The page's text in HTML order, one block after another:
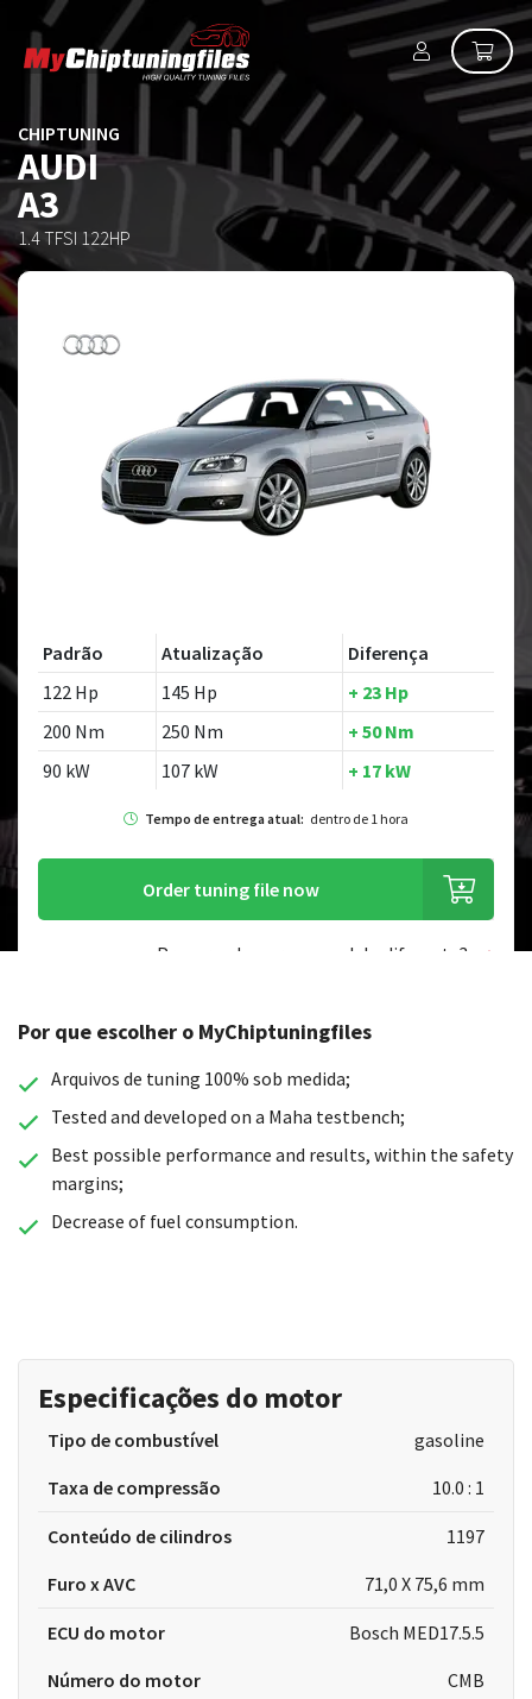
CHIPTUNING
AUDI
A3
1.4 TFSI 122HP
Padrão Atualização
Diferença
122 Hp
145 Hp
+ 23 Hp
200 Nm
250 Nm
+ 50 Nm
90 kW
107 kW + 17 kW
Tempo de entrega atual: dentro de 1 hora
Order tuning file now
Procurando por um modelo diferente?
Por que escolher o MyChiptuningfiles
Arquivos de tuning 100% sob medida;
Tested and developed on a Maha testbench;
Best possible performance and results, within the safety
margins;
Decrease of fuel consumption.
Especificações do motor
Tipo de combustível
gasoline
Taxa de compressão
10.0 : 1
Conteúdo de cilindros
1197
Furo x AVC
71,0 X 75,6 mm
ECU do motor
Bosch MED17.5.5
Número do motor
CMB